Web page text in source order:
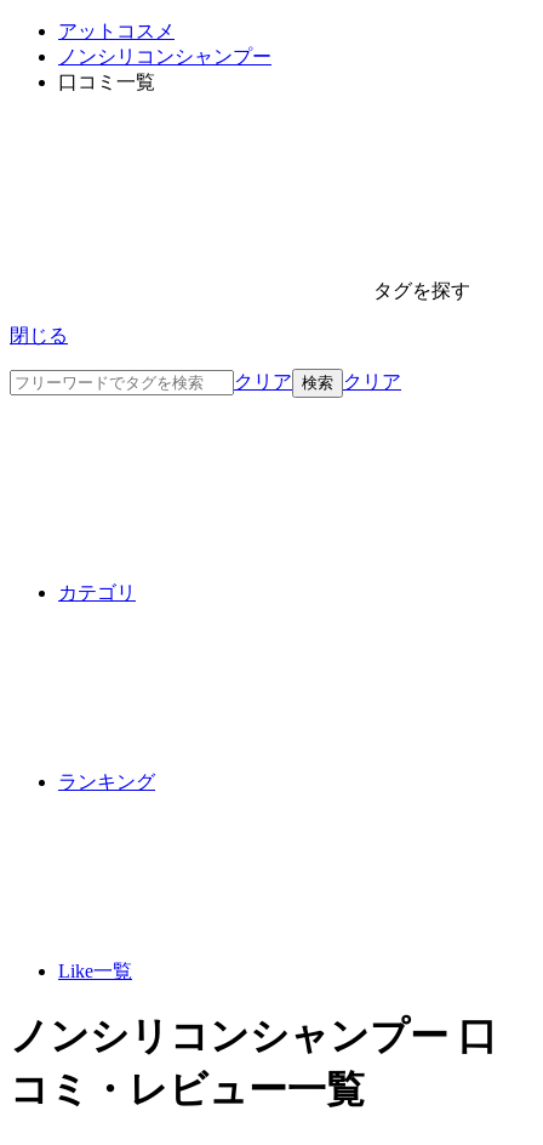
アットコスメ
ノンシリコンシャンプー
口コミ一覧
タグを探す
閉じる
クリア クリア
カテゴリ
ランキング
Like一覧
ノンシリコンシャンプー 口
コミ・レビュー一覧